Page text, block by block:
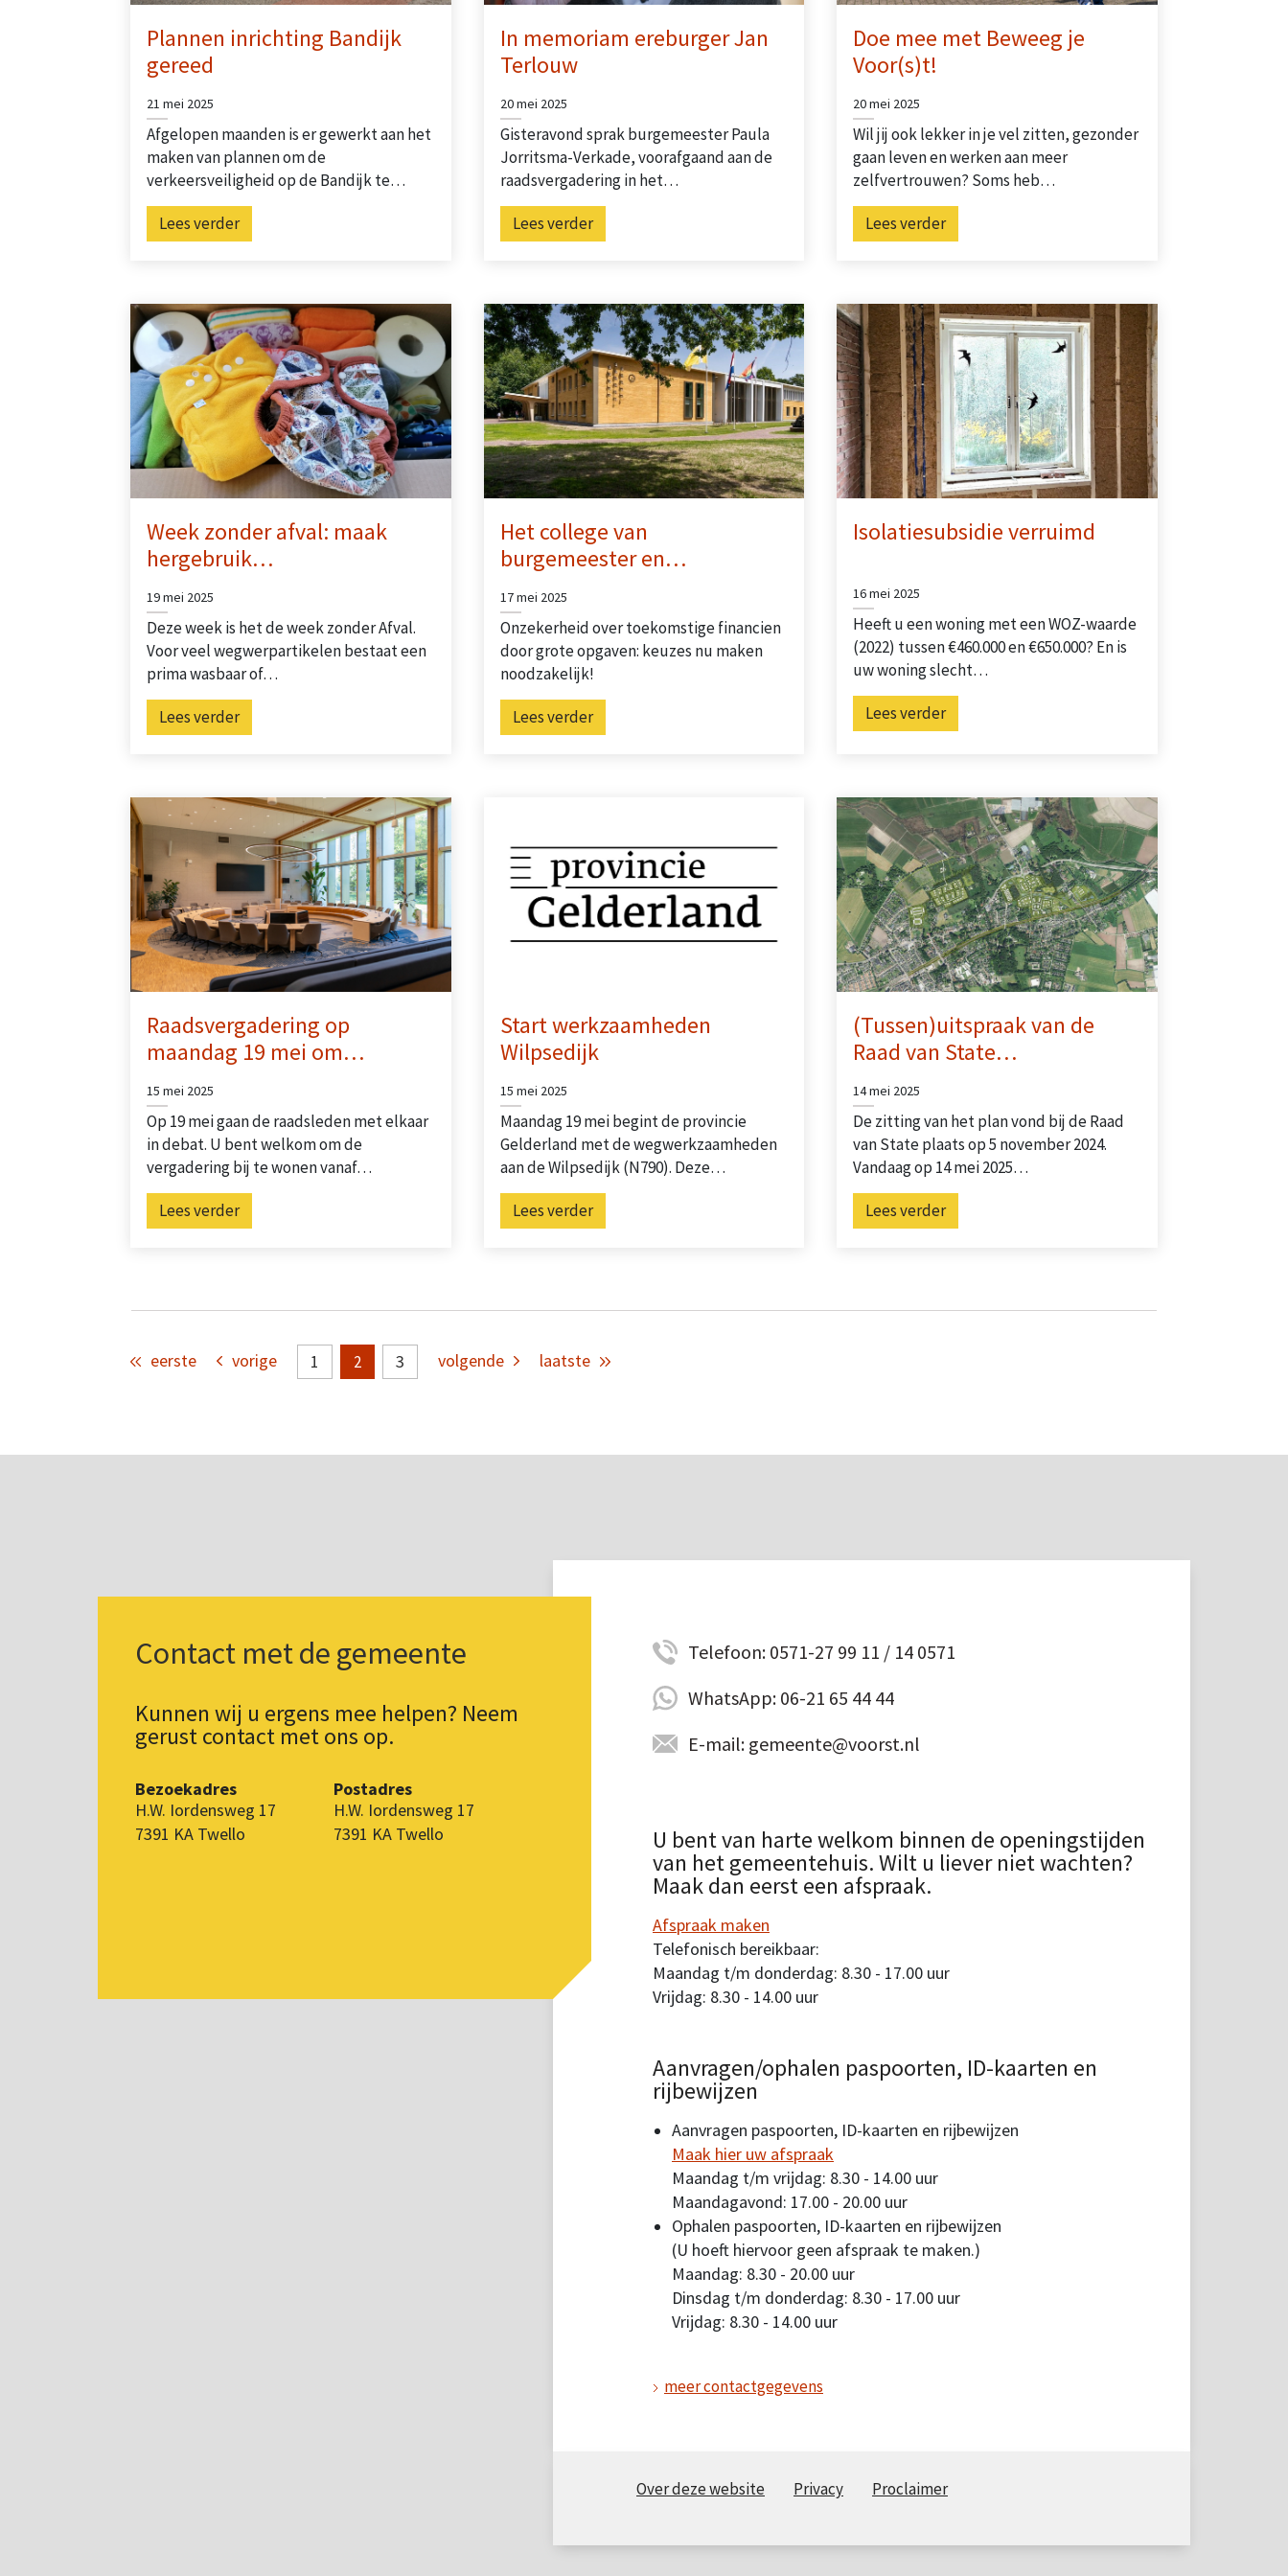
Plannen inrichting Bandijk
gereed
21 mei 2025
Afgelopen maanden is er gewerkt aan het
maken van plannen om de
verkeersveiligheid op de Bandijk te…
Lees verder
In memoriam ereburger Jan
Terlouw
20 mei 2025
Gisteravond sprak burgemeester Paula
Jorritsma-Verkade, voorafgaand aan de
raadsvergadering in het…
Lees verder
Doe mee met Beweeg je
Voor(s)t!
20 mei 2025
Wil jij ook lekker in je vel zitten, gezonder
gaan leven en werken aan meer
zelfvertrouwen? Soms heb…
Lees verder
Week zonder afval: maak
hergebruik…
19 mei 2025
Deze week is het de week zonder Afval.
Voor veel wegwerpartikelen bestaat een
prima wasbaar of…
Lees verder
Het college van
burgemeester en…
17 mei 2025
Onzekerheid over toekomstige financien
door grote opgaven: keuzes nu maken
noodzakelijk!
Lees verder
Isolatiesubsidie verruimd
16 mei 2025
Heeft u een woning met een WOZ-waarde
(2022) tussen €460.000 en €650.000? En is
uw woning slecht…
Lees verder
Raadsvergadering op
maandag 19 mei om…
15 mei 2025
Op 19 mei gaan de raadsleden met elkaar
in debat. U bent welkom om de
vergadering bij te wonen vanaf…
Lees verder
Start werkzaamheden
Wilpsedijk
15 mei 2025
Maandag 19 mei begint de provincie
Gelderland met de wegwerkzaamheden
aan de Wilpsedijk (N790). Deze…
Lees verder
(Tussen)uitspraak van de
Raad van State…
14 mei 2025
De zitting van het plan vond bij de Raad
van State plaats op 5 november 2024.
Vandaag op 14 mei 2025…
Lees verder
eerste vorige 1 2 3 volgende laatste
Contact met de gemeente
Kunnen wij u ergens mee helpen? Neem
gerust contact met ons op.
Bezoekadres
H.W. Iordensweg 17
7391 KA Twello
Postadres
H.W. Iordensweg 17
7391 KA Twello
Telefoon: 0571-27 99 11 / 14 0571
WhatsApp: 06-21 65 44 44
E-mail: gemeente@voorst.nl
U bent van harte welkom binnen de openingstijden
van het gemeentehuis. Wilt u liever niet wachten?
Maak dan eerst een afspraak.
Afspraak maken
Telefonisch bereikbaar:
Maandag t/m donderdag: 8.30 - 17.00 uur
Vrijdag: 8.30 - 14.00 uur
Aanvragen/ophalen paspoorten, ID-kaarten en
rijbewijzen
Aanvragen paspoorten, ID-kaarten en rijbewijzen
Maak hier uw afspraak
Maandag t/m vrijdag: 8.30 - 14.00 uur
Maandagavond: 17.00 - 20.00 uur
Ophalen paspoorten, ID-kaarten en rijbewijzen
(U hoeft hiervoor geen afspraak te maken.)
Maandag: 8.30 - 20.00 uur
Dinsdag t/m donderdag: 8.30 - 17.00 uur
Vrijdag: 8.30 - 14.00 uur
meer contactgegevens
Over deze website Privacy Proclaimer